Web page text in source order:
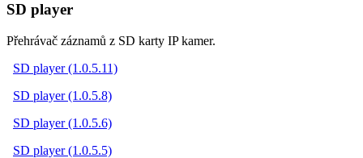
SD player
Přehrávač záznamů z SD karty IP kamer.
SD player (1.0.5.11)
SD player (1.0.5.8)
SD player (1.0.5.6)
SD player (1.0.5.5)